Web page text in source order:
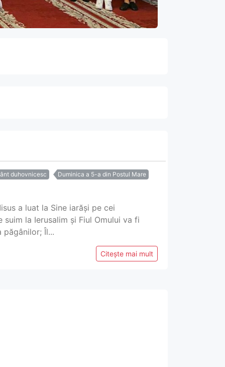
duhovnicesc
Duminica a 5-a din Postul Mare
a luat la Sine iarăși pe cei
la Ierusalim și Fiul Omului va fi
Îl...
Citește mai mult